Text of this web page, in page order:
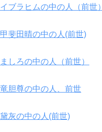
イブラヒムの中の人（前世）
甲斐田晴の中の人(前世)
ましろの中の人（前世）
竜胆尊の中の人、前世
黛灰の中の人(前世)